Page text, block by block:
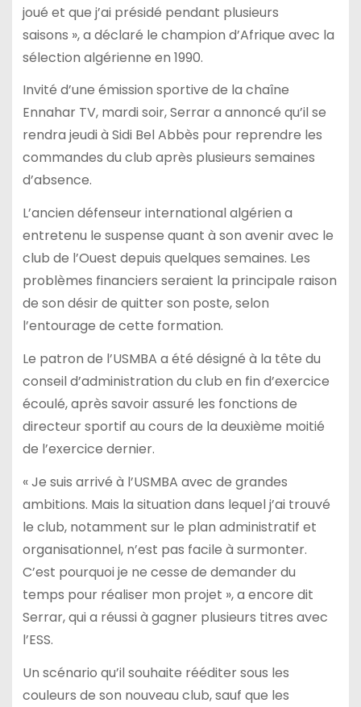
joué et que j’ai présidé pendant plusieurs
saisons », a déclaré le champion d’Afrique avec la
sélection algérienne en 1990.
Invité d’une émission sportive de la chaîne
Ennahar TV, mardi soir, Serrar a annoncé qu’il se
rendra jeudi à Sidi Bel Abbès pour reprendre les
commandes du club après plusieurs semaines
d’absence.
L’ancien défenseur international algérien a
entretenu le suspense quant à son avenir avec le
club de l’Ouest depuis quelques semaines. Les
problèmes financiers seraient la principale raison
de son désir de quitter son poste, selon
l’entourage de cette formation.
Le patron de l’USMBA a été désigné à la tête du
conseil d’administration du club en fin d’exercice
écoulé, après savoir assuré les fonctions de
directeur sportif au cours de la deuxième moitié
de l’exercice dernier.
« Je suis arrivé à l’USMBA avec de grandes
ambitions. Mais la situation dans lequel j’ai trouvé
le club, notamment sur le plan administratif et
organisationnel, n’est pas facile à surmonter.
C’est pourquoi je ne cesse de demander du
temps pour réaliser mon projet », a encore dit
Serrar, qui a réussi à gagner plusieurs titres avec
l’ESS.
Un scénario qu’il souhaite rééditer sous les
couleurs de son nouveau club, sauf que les